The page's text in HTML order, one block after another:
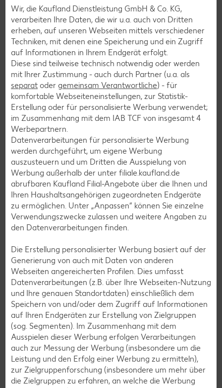
Pasta-Rezepte
Sushi-Rezepte
Raclette-Rezepte
Flammkuchen-Rezepte
Frühstücksrezepte
Salat-Rezepte
Spargel-Rezepte
Fleisch-Rezepte
Fisch-Rezepte
Geflügel-Rezepte
Lamm-Rezepte
Grill-Rezepte
Muffin-Rezepte
Apfelkuchen-Rezepte
Schokokuchen-Rezepte
Torten-Rezepte
Eis-Rezepte
Pfannkuchen-Rezepte
Plätzchen-Rezepte
Smoothie-Rezepte
Wir, die Kaufland Dienstleistung GmbH & Co. KG,
verarbeiten Ihre Daten, die wir u.a. auch von Dritten
erheben, auf unseren Webseiten mittels verschiedener
Techniken, mit denen eine Speicherung und ein Zugriff
auf Informationen in Ihrem Endgerät erfolgt.
Diese sind teilweise technisch notwendig oder werden
mit Ihrer Zustimmung - auch durch Partner (u.a. als
separat oder gemeinsam Verantwortliche) - für
komfortable Webseiteneinstellungen, zur Statistik-
Erstellung oder für personalisierte Werbung verwendet;
im Zusammenhang mit dem IAB TCF von insgesamt 4
Werbepartnern.
Datenverarbeitungen für personalisierte Werbung
werden durchgeführt, um eigene Werbung
auszusteuern und um Dritten die Ausspielung von
Werbung außerhalb der unter filiale.kaufland.de
abrufbaren Kaufland Filial-Angebote über die Ihnen und
Ihren Haushaltsangehörigen zugeordneten Endgeräte
zu ermöglichen. Unter „Anpassen“ können Sie einzelne
Verwendungszwecke zulassen und weitere Angaben zu
den Datenverarbeitungen finden.
Die Erstellung personalisierter Werbung basiert auf der
Generierung von auch mit Daten von anderen
Webseiten angereicherten Profilen. Dies umfasst
Datenverarbeitungen (z.B. über Ihre Webseiten-Nutzung
und Ihre genauen Standortdaten) einschließlich dem
Speichern von und/oder dem Zugriff auf Informationen
auf Ihren Endgeräten zur Erstellung von Zielgruppen
(sog. Segmenten). Im Zusammenhang mit dem
Ausspielen dieser Werbung erfolgen Verarbeitungen
auch zur Messung der Werbung (insbesondere um die
Leistung und den Erfolg einer Werbung zu ermitteln),
zur Zielgruppenforschung (insbesondere um mehr über
die Zielgruppen zu erfahren, an welche die Werbung